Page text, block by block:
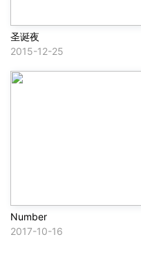
圣诞夜
2015-12-25
Number
2017-10-16